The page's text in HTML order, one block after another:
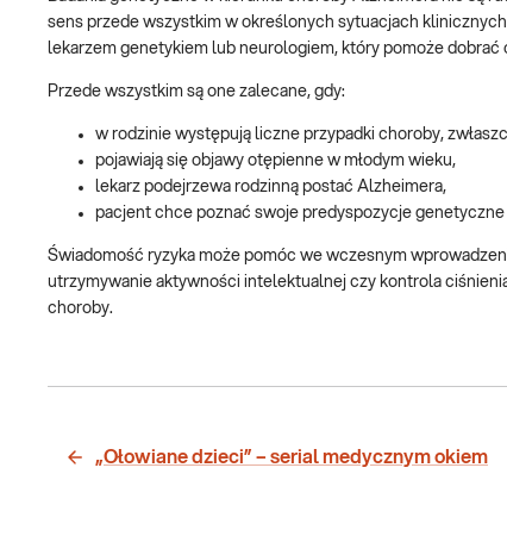
sens przede wszystkim w określonych sytuacjach
lekarzem genetykiem lub neurologiem, który pomoże
Przede wszystkim są one zalecane, gdy:
w rodzinie występują liczne przypadki choroby,
pojawiają się objawy otępienne w młodym wieku,
lekarz podejrzewa rodzinną postać Alzheimera,
pacjent chce poznać swoje predyspozycje
Świadomość ryzyka może pomóc we wczesnym
utrzymywanie aktywności intelektualnej czy kontrola
choroby.
„Ołowiane dzieci” – serial medycznym okiem